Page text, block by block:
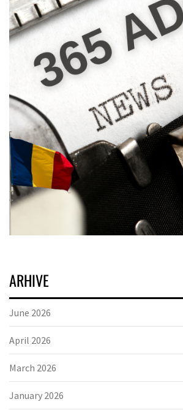
ARHIVE
June 2026
April 2026
March 2026
January 2026